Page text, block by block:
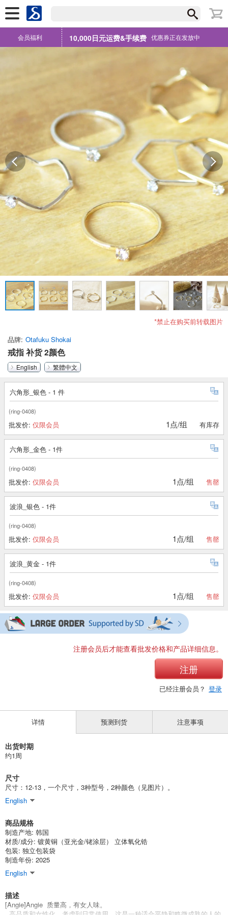
会员福利 10,000日元运费&手续费 优惠券正在发放中
*禁止在购买前转载图片
品牌 Otafuku Shokai
戒指 补货 2颜色
English 繁體中文
六角形_银色 - 1 件
(ring-0408)
批发价: 仅限会员 1点/组 有库存
六角形_金色 - 1件
(ring-0408)
批发价: 仅限会员 1点/组 售罄
波浪_银色 - 1件
(ring-0408)
批发价: 仅限会员 1点/组 售罄
波浪_黄金 - 1件
(ring-0408)
批发价: 仅限会员 1点/组 售罄
注册会员后才能查看批发价格和产品详细信息。
注册
已经注册会员？ 登录
详情
出货时期
约1周
尺寸
尺寸：12-13，一个尺寸，3种型号，2种颜色（见图片）。
English
商品规格
制造产地: 韩国
材质/成分: 镀黄铜（亚光金/铑涂层） 立体氧化锆
包装: 独立包装袋
制造年份: 2025
English
描述
[Angie]Angie 质量高，有女人味。
预测到货 注意事项